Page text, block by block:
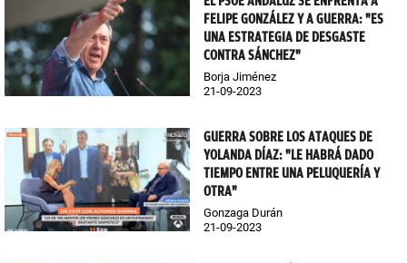
FELIPE GONZÁLEZ Y A GUERRA: "ES
UNA ESTRATEGIA DE DESGASTE
CONTRA SÁNCHEZ"
Borja Jiménez
21-09-2023
GUERRA SOBRE LOS ATAQUES DE
YOLANDA DÍAZ: "LE HABRÁ DADO
TIEMPO ENTRE UNA PELUQUERÍA Y
OTRA"
Gonzaga Durán
21-09-2023